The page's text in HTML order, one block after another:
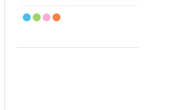
100％ 200枚
FSC認証 シング